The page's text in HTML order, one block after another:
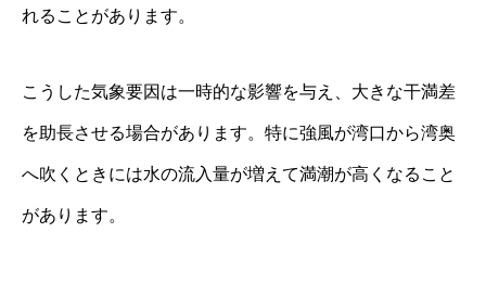
れることがあります。
こうした気象要因は一時的な影響を与え、大きな干満差
を助長させる場合があります。特に強風が湾口から湾奥
へ吹くときには水の流入量が増えて満潮が高くなること
があります。